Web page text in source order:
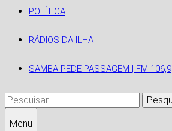
POLÍTICA
RÁDIOS DA ILHA
SAMBA PEDE PASSAGEM | FM 106,9
Pesquisar
por:
Menu